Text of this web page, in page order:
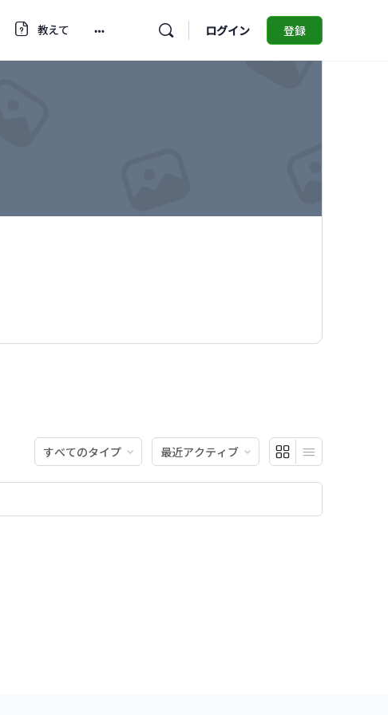
教えて
options
ログイン 登録
表
示:
表
示: